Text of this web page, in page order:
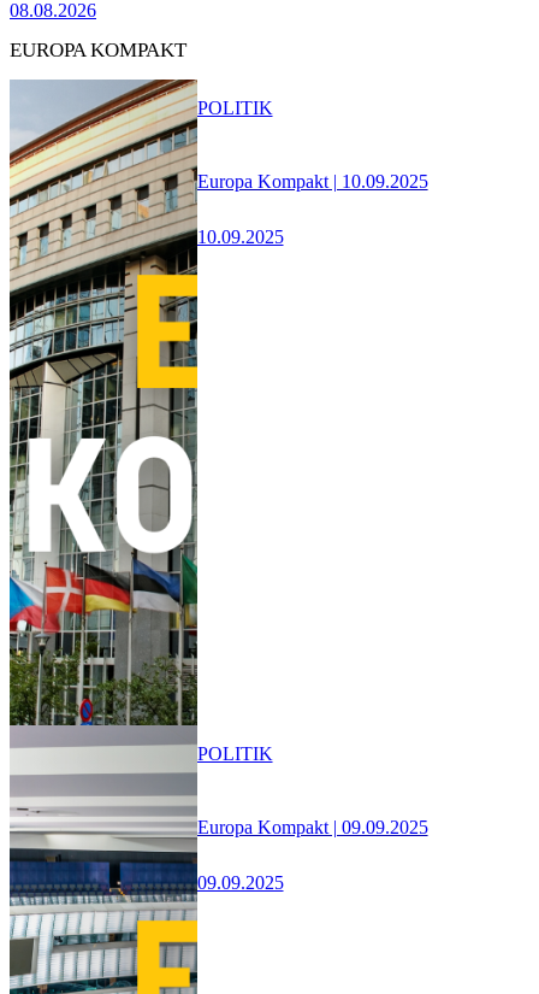
08.08.2026
EUROPA KOMPAKT
Europa Kompakt | 10.09.2025
10.09.2025
POLITIK
Europa Kompakt | 09.09.2025
09.09.2025
POLITIK